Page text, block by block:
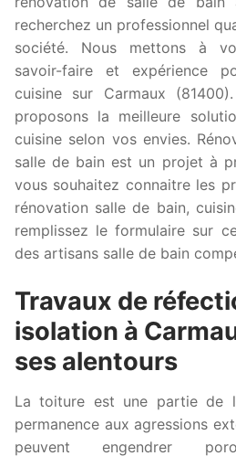
recherchez un professionnel
société. Nous mettons à
savoir-faire et expérience
cuisine sur Carmaux
proposons la meilleure
cuisine selon vos envies.
salle de bain est un projet à
vous souhaitez connaitre les
rénovation salle de bain,
remplissez le formulaire sur
des artisans salle de bain
Travaux de
isolation à
ses alentours
La toiture est une partie de
permanence aux agressions
peuvent engendrer